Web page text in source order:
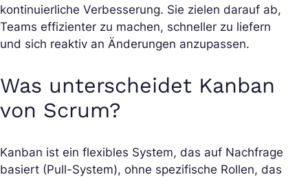
kontinuierliche Verbesserung. Sie zielen darauf ab,
Teams effizienter zu machen, schneller zu liefern
und sich reaktiv an Änderungen anzupassen.
Was unterscheidet Kanban
von Scrum?
Kanban ist ein flexibles System, das auf Nachfrage
basiert (Pull-System), ohne spezifische Rollen, das